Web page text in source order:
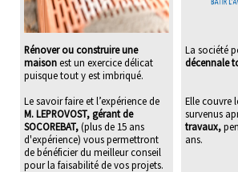
Rénover ou construire une
maisonest un exercice délicat
puisque tout y est imbriqué.
Le savoir faire et l’expérience de
M. LEPROVOST, gérant de
SOCOREBAT,(plus de 15 ans
d'expérience) vous permettront
de bénéficier du meilleur conseil
pour la faisabilité de vos projets.
La société
décennale
Elle couvre
survenus
travaux,
ans.